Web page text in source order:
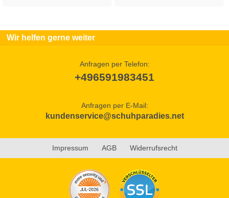
Wir helfen gerne weiter
Anfragen per Telefon:
+496591983451
Anfragen per E-Mail:
kundenservice@schuhparadies.net
Impressum AGB Widerrufsrecht